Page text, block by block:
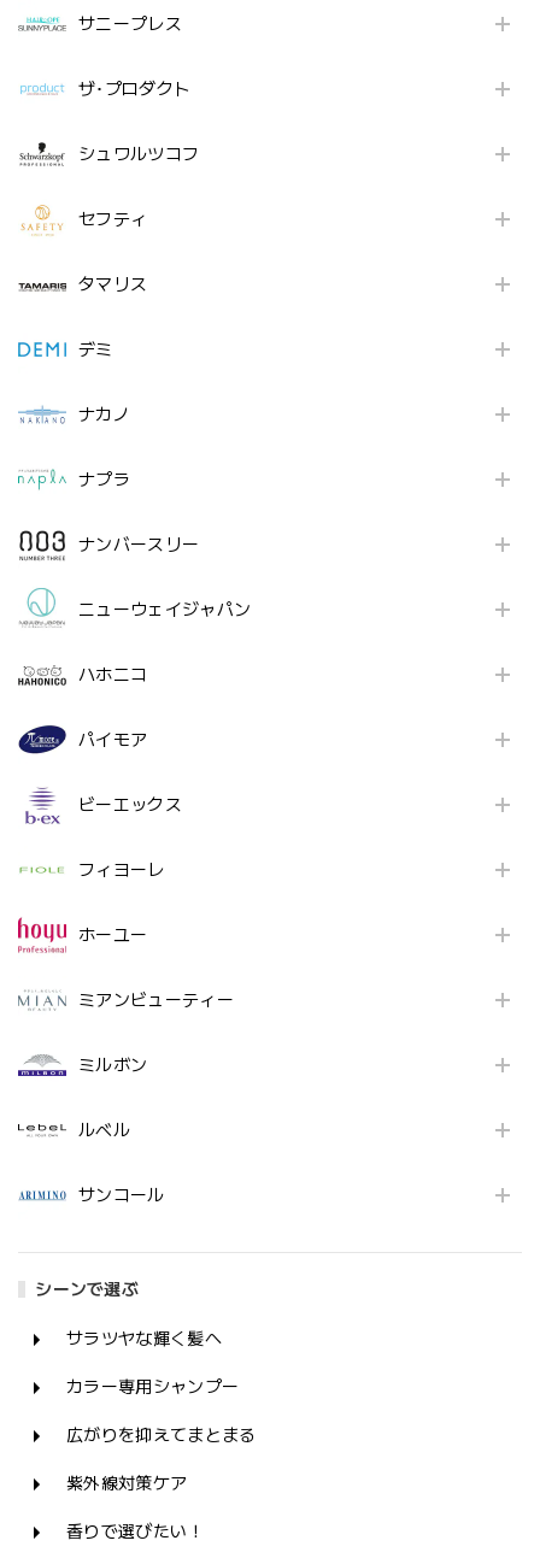
サニープレス
ザ･プロダクト
シュワルツコフ
セフティ
タマリス
デミ
ナカノ
ナプラ
ナンバースリー
ニューウェイジャパン
ハホニコ
パイモア
ビーエックス
フィヨーレ
ホーユー
ミアンビューティー
ミルボン
ルベル
サンコール
シーンで選ぶ
サラツヤな輝く髪へ
カラー専用シャンプー
広がりを抑えてまとまる
紫外線対策ケア
香りで選びたい！